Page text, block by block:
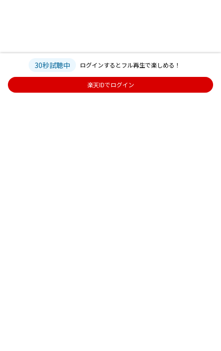
30秒試聴中 ログインするとフル再生で楽しめる！
楽天IDでログイン